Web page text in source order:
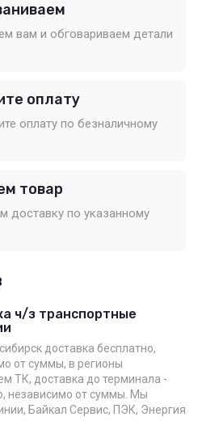
вам и обговариваем детали
оплату
оплату по безналичному
товар
доставку по указанному
ч/з транспортные
доставка бесплатно,
от суммы, в регионы
ТК, доставка до терминала -
независимо от суммы. Мы
Байкал Сервис, ПЭК, Энергия